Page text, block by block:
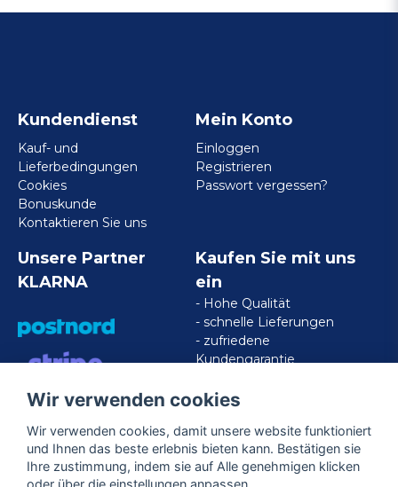
Kundendienst
Kauf- und
Lieferbedingungen
Cookies
Bonuskunde
Kontaktieren Sie uns
Mein Konto
Einloggen
Registrieren
Passwort vergessen?
Unsere Partner
KLARNA
VISA/MASTERCARD/AMERICAN
EXPRESS
Kaufen Sie mit uns
ein
- Hohe Qualität
- schnelle Lieferungen
- zufriedene
Kundengarantie
Folgen Sie uns
Wir verwenden cookies
Wir verwenden cookies, damit unsere website funktioniert
und Ihnen das beste erlebnis bieten kann. Bestätigen sie
Ihre zustimmung, indem sie auf Alle genehmigen klicken
oder über die einstellungen anpassen